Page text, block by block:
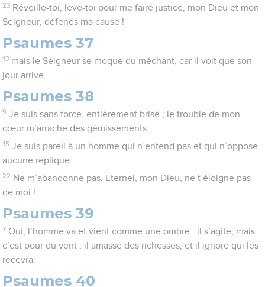
23 Réveille-toi, lève-toi pour me faire justice, mon Dieu et mon
Seigneur, défends ma cause !
Psaumes 37
13 mais le Seigneur se moque du méchant, car il voit que son
jour arrive.
Psaumes 38
9 Je suis sans force, entièrement brisé ; le trouble de mon
cœur m’arrache des gémissements.
15 Je suis pareil à un homme qui n’entend pas et qui n’oppose
aucune réplique.
22 Ne m’abandonne pas, Eternel, mon Dieu, ne t’éloigne pas
de moi !
Psaumes 39
7 Oui, l’homme va et vient comme une ombre : il s’agite, mais
c’est pour du vent ; il amasse des richesses, et il ignore qui les
recevra.
Psaumes 40